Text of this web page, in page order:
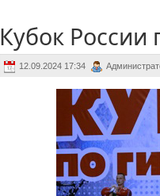
Кубок
12.09.2024 17:34